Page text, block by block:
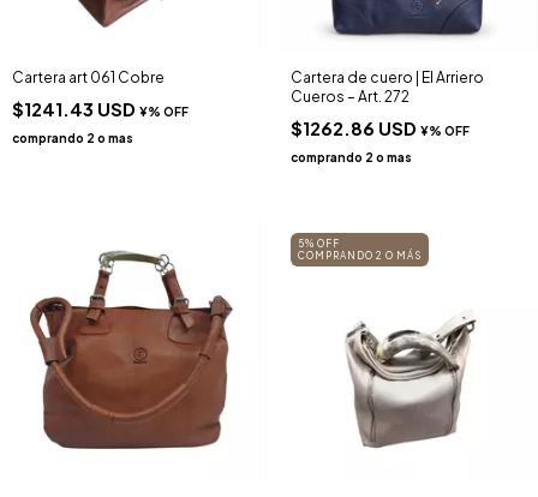
Cartera art 061 Cobre
$1241.43 USD
Cartera de cuero | El Arriero
Cueros – Art. 272
$1262.86 USD
5% OFF
COMPRANDO 2 O MÁS